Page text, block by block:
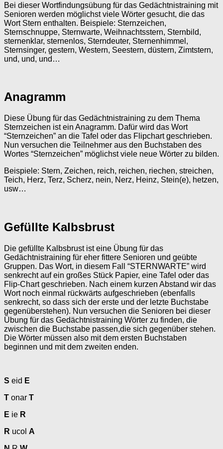
Bei dieser Wortfindungsübung für das Gedächtnistraining mit
Senioren werden möglichst viele Wörter gesucht, die das
Wort Stern enthalten. Beispiele: Sternzeichen,
Sternschnuppe, Sternwarte, Weihnachtsstern, Sternbild,
sternenklar, sternenlos, Sterndeuter, Sternenhimmel,
Sternsinger, gestern, Western, Seestern, düstern, Zimtstern,
und, und, und…
Anagramm
Diese Übung für das Gedächtnistraining zu dem Thema
Sternzeichen ist ein Anagramm. Dafür wird das Wort
“Sternzeichen” an die Tafel oder das Flipchart geschrieben.
Nun versuchen die Teilnehmer aus den Buchstaben des
Wortes “Sternzeichen” möglichst viele neue Wörter zu bilden.
Beispiele: Stern, Zeichen, reich, reichen, riechen, streichen,
Teich, Herz, Terz, Scherz, nein, Nerz, Heinz, Stein(e), hetzen,
usw…
Gefüllte Kalbsbrust
Die gefüllte Kalbsbrust ist eine Übung für das
Gedächtnistraining für eher fittere Senioren und geübte
Gruppen. Das Wort, in diesem Fall “STERNWARTE” wird
senkrecht auf ein großes Stück Papier, eine Tafel oder das
Flip-Chart geschrieben. Nach einem kurzen Abstand wir das
Wort noch einmal rückwärts aufgeschrieben (ebenfalls
senkrecht, so dass sich der erste und der letzte Buchstabe
gegenüberstehen). Nun versuchen die Senioren bei dieser
Übung für das Gedächtnistraining Wörter zu finden, die
zwischen die Buchstabe passen,die sich gegenüber stehen.
Die Wörter müssen also mit dem ersten Buchstaben
beginnen und mit dem zweiten enden.
S eid E
T onar T
E ie R
R ucol A